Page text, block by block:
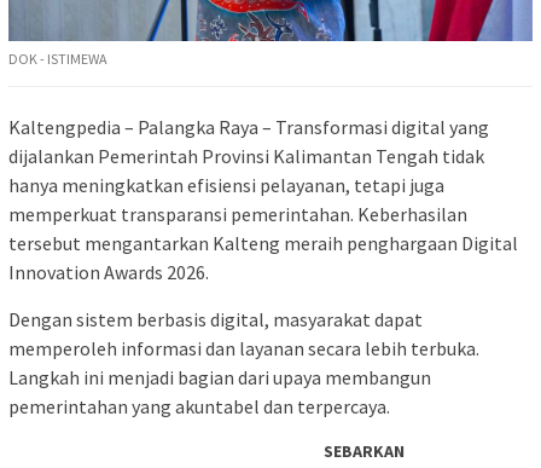
DOK - ISTIMEWA
Kaltengpedia – Palangka Raya – Transformasi digital yang
dijalankan Pemerintah Provinsi Kalimantan Tengah tidak
hanya meningkatkan efisiensi pelayanan, tetapi juga
memperkuat transparansi pemerintahan. Keberhasilan
tersebut mengantarkan Kalteng meraih penghargaan Digital
Innovation Awards 2026.
Dengan sistem berbasis digital, masyarakat dapat
memperoleh informasi dan layanan secara lebih terbuka.
Langkah ini menjadi bagian dari upaya membangun
pemerintahan yang akuntabel dan terpercaya.
SEBARKAN